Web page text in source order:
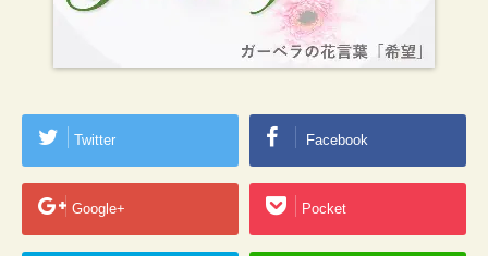
Twitter Facebook
Google+ Pocket